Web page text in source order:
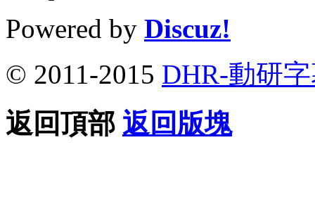
Powered by Discuz!
© 2011-2015 DHR-動研
返回頂部 返回版塊